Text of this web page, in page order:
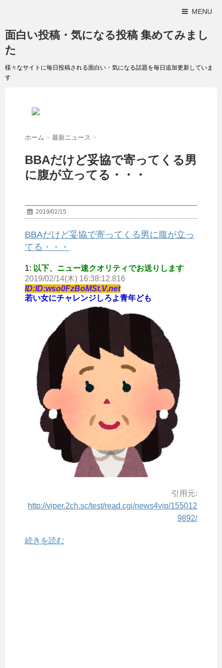
MENU
面白い投稿・気になる投稿 集めてみまし
た
様々なサイトに毎日投稿される面白い・気になる話題を毎日追加更新していま
す
ホーム > 最新ニュース >
BBAだけど妥協で寄ってくる男
に腹が立ってる・・・
2019/02/15
BBAだけど妥協で寄ってくる男に腹が立っ
てる・・・
1: 以下、ニュー速クオリティでお送りします
2019/02/14(木) 16:38:12.816
ID:ID:wso0FzBoMSt.V.net
若い女にチャレンジしろよ青年ども
引用元:
http://viper.2ch.sc/test/read.cgi/news4vip/155012
9892/
続きを読む